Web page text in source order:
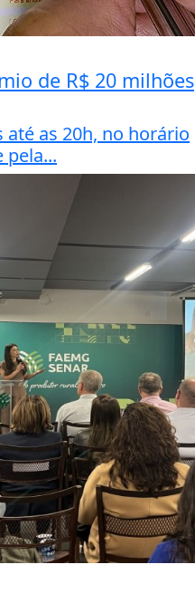
de R$ 20 milhões
as 20h, no horário
pela...